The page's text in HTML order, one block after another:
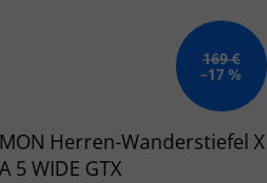
169 €
–17 %
Herren-Wanderstiefel X
5 WIDE GTX